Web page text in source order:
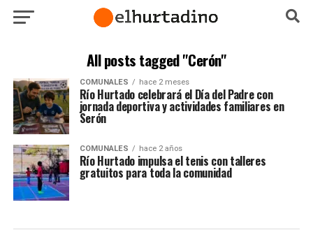
All posts tagged "Cerón"
COMUNALES hace 2 meses
Río Hurtado celebrará el Día del Padre con
jornada deportiva y actividades familiares en
Serón
COMUNALES hace 2 años
Río Hurtado impulsa el tenis con talleres
gratuitos para toda la comunidad